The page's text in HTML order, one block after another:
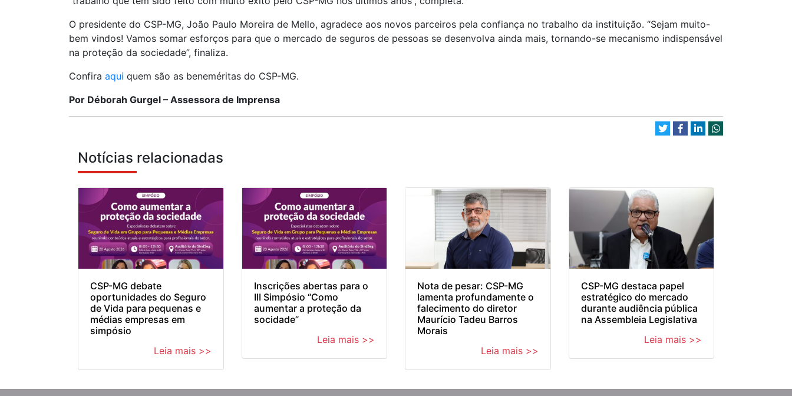
O presidente do CSP-MG, João Paulo Moreira de Mello, agradece aos novos parceiros pela confiança no trabalho da instituição. “Sejam muito-
bem vindos! Vamos somar esforços para que o mercado de seguros de pessoas se desenvolva ainda mais, tornando-se mecanismo indispensável
na proteção da sociedade”, finaliza.
Confira aqui quem são as beneméritas do CSP-MG.
Por Déborah Gurgel – Assessora de Imprensa
Notícias relacionadas
CSP-MG debate
oportunidades do Seguro
de Vida para pequenas e
médias empresas em
simpósio
Leia mais >>
Inscrições abertas para o
III Simpósio “Como
aumentar a proteção da
socidade”
Leia mais >>
Nota de pesar: CSP-MG
lamenta profundamente o
falecimento do diretor
Maurício Tadeu Barros
Morais
Leia mais >>
CSP-MG destaca papel
estratégico do mercado
durante audiência pública
na Assembleia Legislativa
Leia mais >>